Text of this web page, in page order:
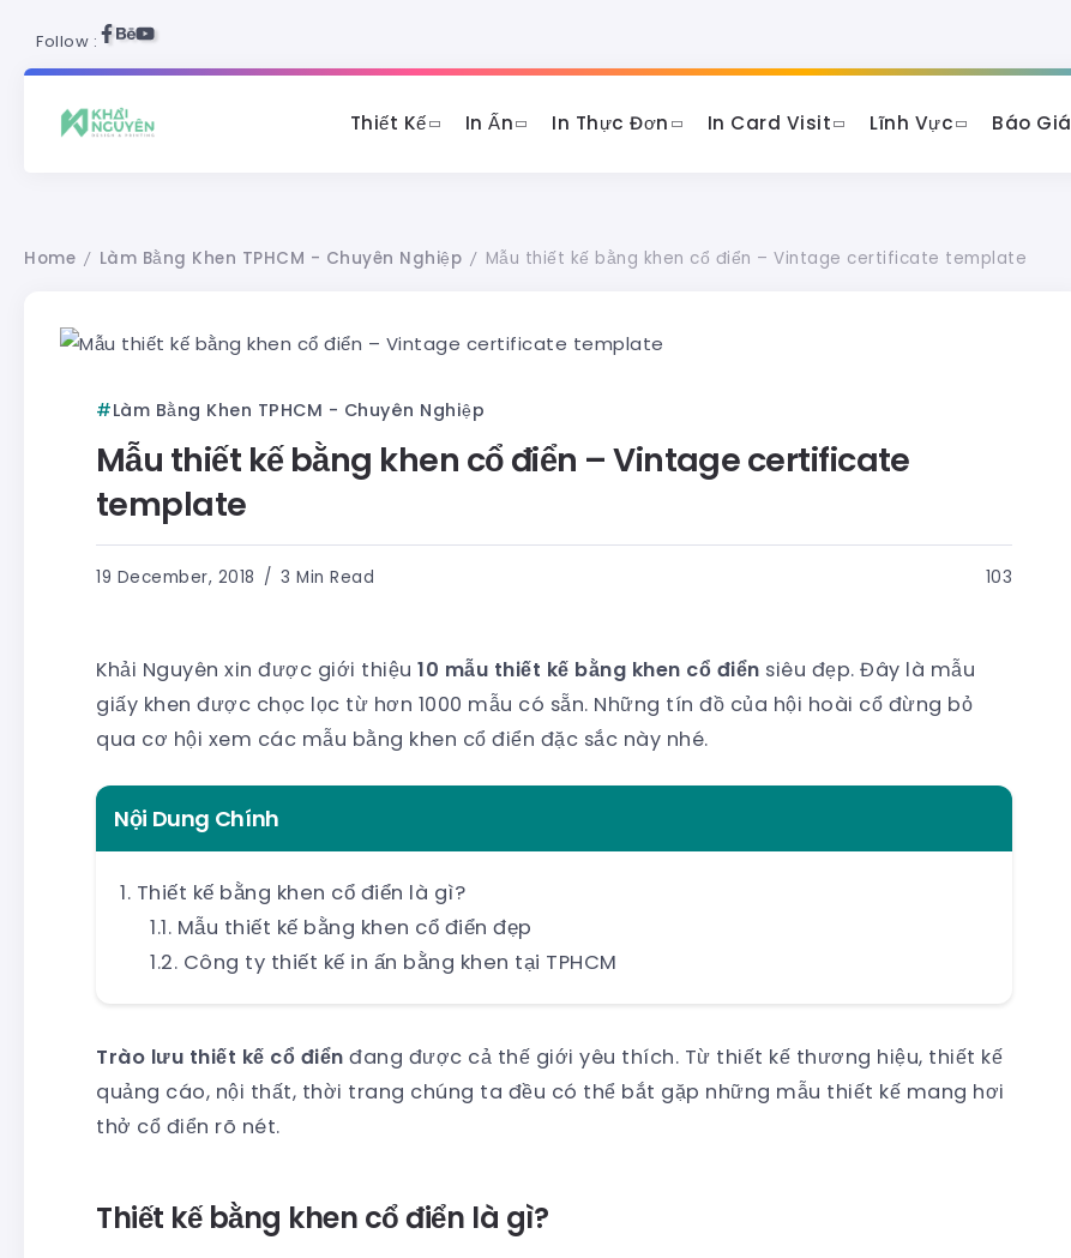
Follow :
Thiết Kế In Ấn In Thực Đơn In Card Visit Lĩnh Vực Báo Giá
Home / Làm Bằng Khen TPHCM - Chuyên Nghiệp / Mẫu thiết kế bằng khen cổ điển – Vintage certificate template
Làm Bằng Khen TPHCM - Chuyên Nghiệp
Mẫu thiết kế bằng khen cổ điển – Vintage certificate
template
19 December, 2018 3 Min Read 103
Khải Nguyên xin được giới thiệu 10 mẫu thiết kế bằng khen cổ điển siêu đẹp. Đây là mẫu
giấy khen được chọc lọc từ hơn 1000 mẫu có sẵn. Những tín đồ của hội hoài cổ đừng bỏ
qua cơ hội xem các mẫu bằng khen cổ điển đặc sắc này nhé.
Nội Dung Chính
Thiết kế bằng khen cổ điển là gì?
Mẫu thiết kế bằng khen cổ điển đẹp
Công ty thiết kế in ấn bằng khen tại TPHCM
Trào lưu thiết kế cổ điển đang được cả thế giới yêu thích. Từ thiết kế thương hiệu, thiết kế
quảng cáo, nội thất, thời trang chúng ta đều có thể bắt gặp những mẫu thiết kế mang hơi
thở cổ điển rõ nét.
Thiết kế bằng khen cổ điển là gì?